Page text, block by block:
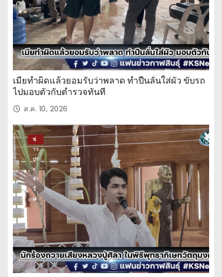
เมียทำผิดแล้วยอมรับว่าพลาด ทำปืนลั่นใส่ผัว ขับรถ
ไปมอบตัวกับตำรวจทันที
ส.ค. 10, 2026
ข่
าว
ปร
ะ
จำ
วั
น